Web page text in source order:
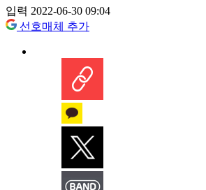
입력 2022-06-30 09:04
선호매체 추가